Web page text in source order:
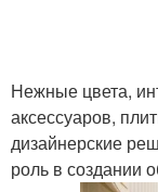
Нежные цвета,
аксессуаров,
дизайнерские
роль в создании